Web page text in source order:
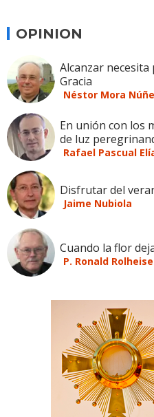
OPINION
Alcanzar necesita
Gracia
Néstor Mora
En unión con los
de luz
Rafael Pascual
Disfrutar del
Jaime Nubiola
Cuando la flor
P. Ronald